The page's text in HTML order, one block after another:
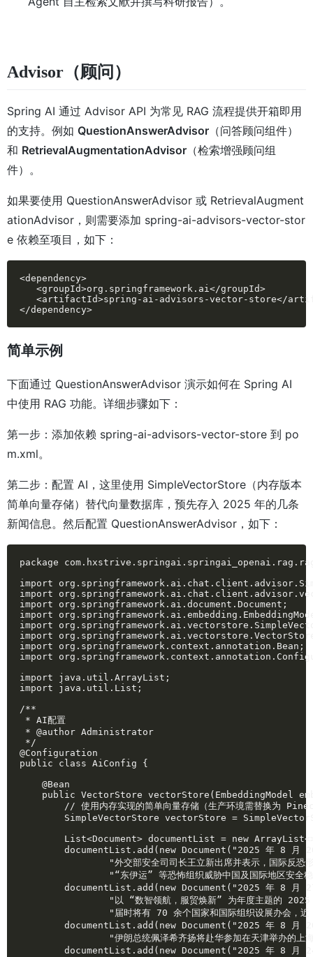
Advisor（顾问）
Spring AI 通过 Advisor API 为常见 RAG 流程提供开箱即用
的支持。例如 QuestionAnswerAdvisor （问答顾问组件）
和 RetrievalAugmentationAdvisor （检索增强顾问组
件）。
如果要使用 QuestionAnswerAdvisor 或 RetrievalAugment
ationAdvisor，则需要添加 spring-ai-advisors-vector-stor
e 依赖至项目，如下：
<dependency>
<groupId>org.springframework.ai</groupId>
<artifactId>spring-ai-advisors-vector-store</
</dependency>
简单示例
下面通过 QuestionAnswerAdvisor 演示如何在 Spring AI
中使用 RAG 功能。详细步骤如下：
第一步：添加依赖 spring-ai-advisors-vector-store 到 po
m.xml。
第二步：配置 AI，这里使用 SimpleVectorStore（内存版本
简单向量存储）替代向量数据库，预先存入 2025 年的几条
新闻信息。然后配置 QuestionAnswerAdvisor，如下：
package
import
import
import org.springframework.ai.document.Document;
import
import
import
import org.springframework.context.annotation.Bean;
import
import java.util.ArrayList;
import java.util.List;
/**
* AI配置
* @author Administrator
*/
@Configuration
public class AiConfig {
@Bean
public VectorStore vectorStore(EmbeddingModel
// 使用内存实现的简单向量存储（生产环境需替换为
SimpleVectorStore vectorStore =
List<Document> documentList = new
documentList.add(new Document("2025 年 8 月 26 日
"外交部安全司司长王立新出席并表示，国际反恐形势
"“东伊运” 等恐怖组织威胁中国及国际地区安全稳定，
documentList.add(new Document("2025 年 8 月 27 日
"以 “数智领航，服贸焕新” 为年度主题的 2025 年中国
"届时将有 70 余个国家和国际组织设展办会，近
documentList.add(new Document("2025 年 8 月 26 日
"伊朗总统佩泽希齐扬将赴华参加在天津举办的上海合作
documentList.add(new Document("2025 年 8 月 24 日